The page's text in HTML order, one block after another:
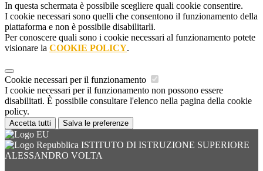
In questa schermata è possibile scegliere quali cookie consentire.
I cookie necessari sono quelli che consentono il funzionamento della
piattaforma e non è possibile disabilitarli.
Per conoscere quali sono i cookie necessari al funzionamento potete
visionare la COOKIE POLICY.
Cookie necessari per il funzionamento
I cookie necessari per il funzionamento non possono essere
disabilitati. È possibile consultare l'elenco nella pagina della cookie
policy.
Accetta tutti Salva le preferenze
ISTITUTO DI ISTRUZIONE SUPERIORE
ALESSANDRO VOLTA